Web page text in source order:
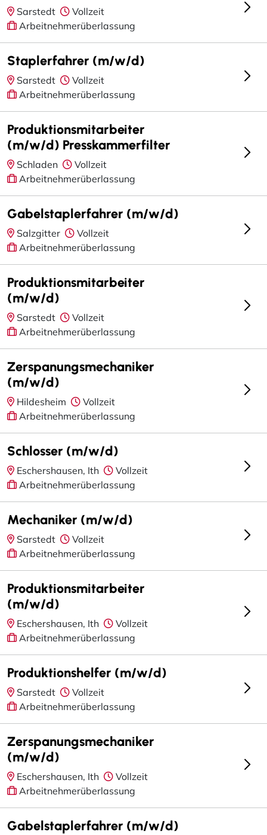
Sarstedt
Vollzeit
Arbeitnehmerüberlassung
Staplerfahrer (m/w/d)
Sarstedt
Vollzeit
Arbeitnehmerüberlassung
Produktionsmitarbeiter
(m/w/d) Presskammerfilter
Schladen
Vollzeit
Arbeitnehmerüberlassung
Gabelstaplerfahrer (m/w/d)
Salzgitter
Vollzeit
Arbeitnehmerüberlassung
Produktionsmitarbeiter
(m/w/d)
Sarstedt
Vollzeit
Arbeitnehmerüberlassung
Zerspanungsmechaniker
(m/w/d)
Hildesheim
Vollzeit
Arbeitnehmerüberlassung
Schlosser (m/w/d)
Eschershausen, Ith
Vollzeit
Arbeitnehmerüberlassung
Mechaniker (m/w/d)
Sarstedt
Vollzeit
Arbeitnehmerüberlassung
Produktionsmitarbeiter
(m/w/d)
Eschershausen, Ith
Vollzeit
Arbeitnehmerüberlassung
Produktionshelfer (m/w/d)
Sarstedt
Vollzeit
Arbeitnehmerüberlassung
Zerspanungsmechaniker
(m/w/d)
Eschershausen, Ith
Vollzeit
Arbeitnehmerüberlassung
Gabelstaplerfahrer (m/w/d)